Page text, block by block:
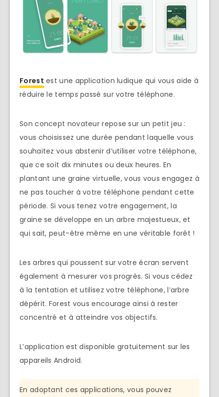
Forest est une application ludique qui vous aide à
réduire le temps passé sur votre téléphone.
Son concept novateur repose sur un petit jeu :
vous choisissez une durée pendant laquelle vous
souhaitez vous abstenir d’utiliser votre téléphone,
que ce soit dix minutes ou deux heures. En
plantant une graine virtuelle, vous vous engagez à
ne pas toucher à votre téléphone pendant cette
période. Si vous tenez votre engagement, la
graine se développe en un arbre majestueux, et
qui sait, peut-être même en une véritable forêt !
Les arbres qui poussent sur votre écran servent
également à mesurer vos progrès. Si vous cédez
à la tentation et utilisez votre téléphone, l’arbre
dépérit. Forest vous encourage ainsi à rester
concentré et à atteindre vos objectifs.
L’application est disponible gratuitement sur les
appareils Android.
En adoptant ces applications, vous pouvez